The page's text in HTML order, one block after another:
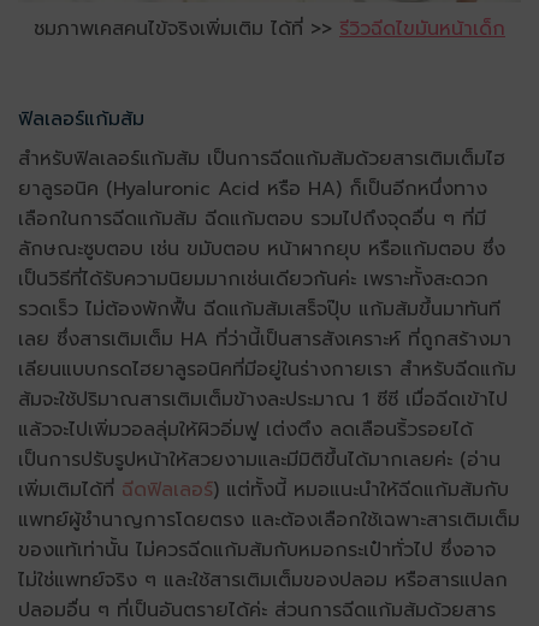
ชมภาพเคสคนไข้จริงเพิ่มเติม ได้ที่ >> รีวิวฉีดไขมันหน้าเด็ก
ฟิลเลอร์แก้มส้ม
สำหรับฟิลเลอร์แก้มส้ม เป็นการฉีดแก้มส้มด้วยสารเติมเต็มไฮ
ยาลูรอนิค (Hyaluronic Acid หรือ HA) ก็เป็นอีกหนึ่งทาง
เลือกในการฉีดแก้มส้ม ฉีดแก้มตอบ รวมไปถึงจุดอื่น ๆ ที่มี
ลักษณะซูบตอบ เช่น ขมับตอบ หน้าผากยุบ หรือแก้มตอบ ซึ่ง
เป็นวิธีที่ได้รับความนิยมมากเช่นเดียวกันค่ะ เพราะทั้งสะดวก
รวดเร็ว ไม่ต้องพักฟื้น ฉีดแก้มส้มเสร็จปุ๊บ แก้มส้มขึ้นมาทันที
เลย ซึ่งสารเติมเต็ม HA ที่ว่านี้เป็นสารสังเคราะห์ ที่ถูกสร้างมา
เลียนแบบกรดไฮยาลูรอนิคที่มีอยู่ในร่างกายเรา สำหรับฉีดแก้ม
ส้มจะใช้ปริมาณสารเติมเต็มข้างละประมาณ 1 ซีซี เมื่อฉีดเข้าไป
แล้วจะไปเพิ่มวอลลุ่มให้ผิวอิ่มฟู เต่งตึง ลดเลือนริ้วรอยได้
เป็นการปรับรูปหน้าให้สวยงามและมีมิติขึ้นได้มากเลยค่ะ (อ่าน
เพิ่มเติมได้ที่ ฉีดฟิลเลอร์) แต่ทั้งนี้ หมอแนะนำให้ฉีดแก้มส้มกับ
แพทย์ผู้ชำนาญการโดยตรง และต้องเลือกใช้เฉพาะสารเติมเต็ม
ของแท้เท่านั้น ไม่ควรฉีดแก้มส้มกับหมอกระเป๋าทั่วไป ซึ่งอาจ
ไม่ใช่แพทย์จริง ๆ และใช้สารเติมเต็มของปลอม หรือสารแปลก
ปลอมอื่น ๆ ที่เป็นอันตรายได้ค่ะ ส่วนการฉีดแก้มส้มด้วยสาร